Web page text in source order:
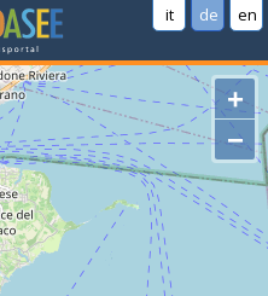
it de en
+
−